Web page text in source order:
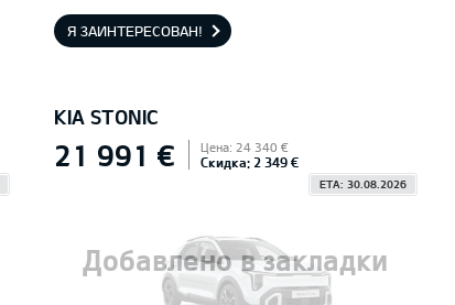
Я ЗАИНТЕРЕСОВАН!
KIA STONIC
Добавлено в закладки
21 991 € Цена: 24 340 €
Скидка: 2 349 €
ETA: 30.08.2026